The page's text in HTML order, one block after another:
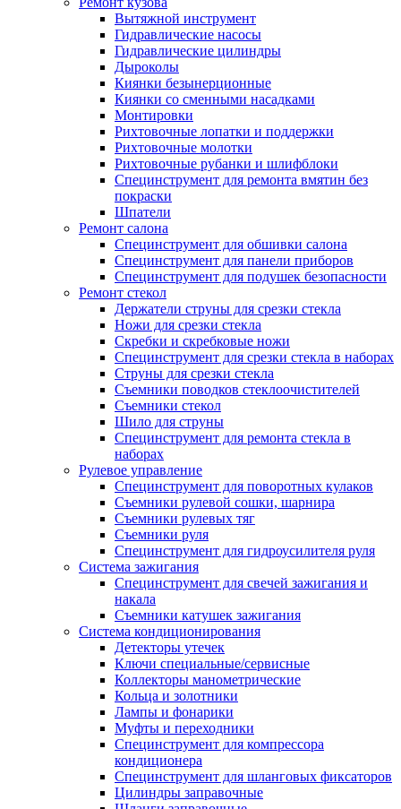
Вытяжной инструмент
Гидравлические насосы
Гидравлические цилиндры
Дыроколы
Киянки безынерционные
Киянки со сменными насадками
Монтировки
Рихтовочные лопатки и поддержки
Рихтовочные молотки
Рихтовочные рубанки и шлифблоки
Специнструмент для ремонта вмятин без
покраски
Шпатели
Ремонт салона
Специнструмент для обшивки салона
Специнструмент для панели приборов
Специнструмент для подушек безопасности
Ремонт стекол
Держатели струны для срезки стекла
Ножи для срезки стекла
Скребки и скребковые ножи
Специнструмент для срезки стекла в наборах
Струны для срезки стекла
Съемники поводков стеклоочистителей
Съемники стекол
Шило для струны
Специнструмент для ремонта стекла в
наборах
Рулевое управление
Специнструмент для поворотных кулаков
Съемники рулевой сошки, шарнира
Съемники рулевых тяг
Съемники руля
Специнструмент для гидроусилителя руля
Система зажигания
Специнструмент для свечей зажигания и
накала
Съемники катушек зажигания
Система кондиционирования
Детекторы утечек
Ключи специальные/сервисные
Коллекторы манометрические
Кольца и золотники
Лампы и фонарики
Муфты и переходники
Специнструмент для компрессора
кондиционера
Специнструмент для шланговых фиксаторов
Цилиндры заправочные